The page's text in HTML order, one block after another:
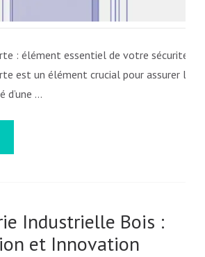
: élément essentiel de votre sécurité
est un élément crucial pour assurer la
d’une …
Industrielle Bois :
et Innovation